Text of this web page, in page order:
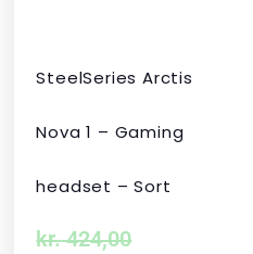
SteelSeries Arctis
Nova 1 – Gaming
headset – Sort
kr.424,00